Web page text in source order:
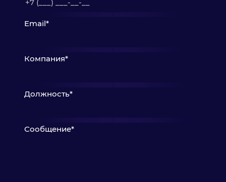
Email*
Компания*
Должность*
Сообщение*